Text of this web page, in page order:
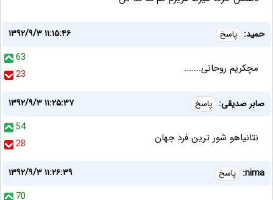
حمید: پاسخ
۱۳۹۲/۹/۳ ۱۱:۱۵:۴۶
63
23
مچکریم روحانی.......
صابر صدیقی: پاسخ
۱۳۹۲/۹/۳ ۱۱:۲۵:۳۷
54
28
نتانیاهو شور ترین فرد جهان
nima: پاسخ
۱۳۹۲/۹/۳ ۱۱:۲۶:۳۹
70